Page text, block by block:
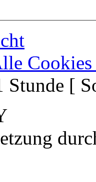
Cookies
Stunde [